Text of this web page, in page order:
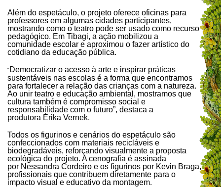
Além do espetáculo, o projeto oferece oficinas para
professores em algumas cidades participantes,
mostrando como o teatro pode ser usado como recurso
pedagógico. Em Tibagi, a ação mobilizou a
comunidade escolar e aproximou o fazer artístico do
cotidiano da educação pública.
“Democratizar o acesso à arte e inspirar práticas
sustentáveis nas escolas é a forma que encontramos
para fortalecer a relação das crianças com a natureza.
Ao unir teatro e educação ambiental, mostramos que
cultura também é compromisso social e
responsabilidade com o futuro”, destaca a
produtora Érika Vernek.
Todos os figurinos e cenários do espetáculo são
confeccionados com materiais recicláveis e
biodegradáveis, reforçando visualmente a proposta
ecológica do projeto. A cenografia é assinada
por Nessandra Cordeiro e os figurinos por Kevin Braga,
profissionais que contribuem diretamente para o
impacto visual e educativo da montagem.